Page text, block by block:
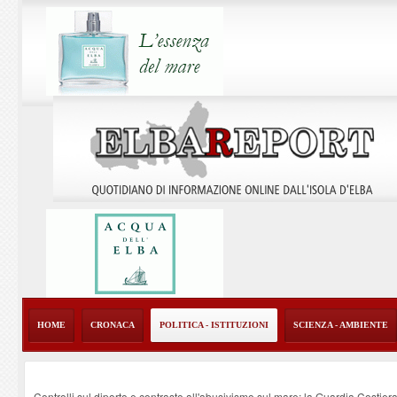
HOME CRONACA POLITICA - ISTITUZIONI SCIENZA - AMBIENTE